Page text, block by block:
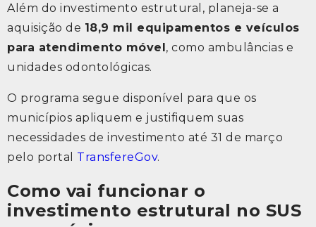
Além do investimento estrutural, planeja-se a
aquisição de 18,9 mil equipamentos e veículos
para atendimento móvel, como ambulâncias e
unidades odontológicas.
O programa segue disponível para que os
municípios apliquem e justifiquem suas
necessidades de investimento até 31 de março
pelo portal TransfereGov.
Como vai funcionar o
investimento estrutural no SUS